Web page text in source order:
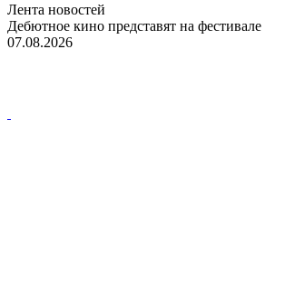
Лента новостей
Дебютное кино представят на фестивале
07.08.2026